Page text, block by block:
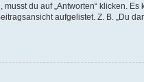
du auf „Antworten“ klicken.
aufgelistet. Z. B. „Du